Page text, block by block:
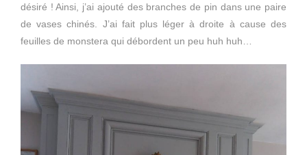
désiré ! Ainsi, j’ai ajouté des branches de pin dans une paire
de vases chinés. J’ai fait plus léger à droite à cause des
feuilles de monstera qui débordent un peu huh huh…